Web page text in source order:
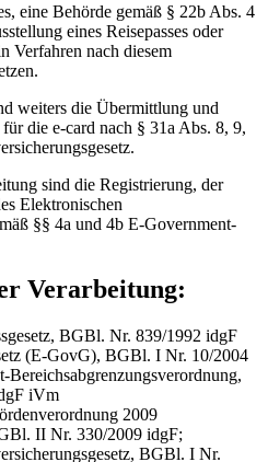
eine Behörde gemäß § 22b Abs. 4
eines Reisepasses oder
Verfahren nach diesem
weiters die Übermittlung und
die e-card nach § 31a Abs. 8, 9,
sind die Registrierung, der
Elektronischen
§§ 4a und 4b E‑Government-
Verarbeitung:
BGBl. Nr. 839/1992 idgF
(E-GovG), BGBl. I Nr. 10/2004
iVm
2009
II Nr. 330/2009 idgF;
BGBl. I Nr.